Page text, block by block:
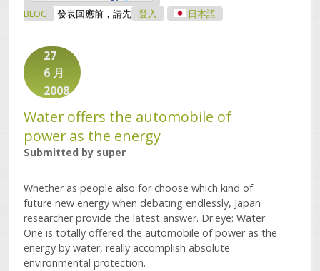
BLOG
發表回應前，請先 登入 日本語
27
6 月
2008
Water offers the automobile of
power as the energy
Submitted by super
Whether as people also for choose which kind of
future new energy when debating endlessly, Japan
researcher provide the latest answer. Dr.eye: Water.
One is totally offered the automobile of power as the
energy by water, really accomplish absolute
environmental protection.